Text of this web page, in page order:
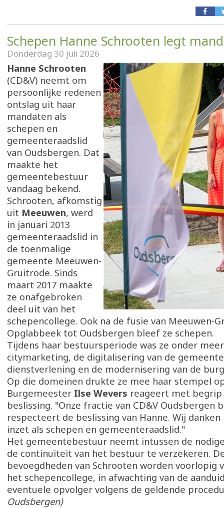
Schepen Hanne Schrooten legt
Donderdag 30 juli 2026
Hanne Schrooten
(CD&V) neemt om
persoonlijke redenen
ontslag uit haar
mandaten als
schepen en
gemeenteraadslid
van Oudsbergen. Dat
maakte het
gemeentebestuur
vandaag bekend.
Schrooten, afkomstig
uit Meeuwen, werd
in januari 2013
gemeenteraadslid in
de toenmalige
gemeente Meeuwen-
Gruitrode. Sinds
maart 2017 maakte
ze onafgebroken
deel uit van het
schepencollege. Ook na de fusie van Meeuwen-
Opglabbeek tot Oudsbergen bleef ze schepen.
Tijdens haar bestuursperiode was ze onder
citymarketing, de digitalisering van de
dienstverlening en de modernisering van de
Op die domeinen drukte ze mee haar stempel
Burgemeester Ilse Wevers reageert met begrip
beslissing. "Onze fractie van CD&V Oudsbergen
respecteert de beslissing van Hanne. Wij danken
inzet als schepen en gemeenteraadslid."
Het gemeentebestuur neemt intussen de
de continuïteit van het bestuur te verzekeren.
bevoegdheden van Schrooten worden voorlopig
het schepencollege, in afwachting van de
eventuele opvolger volgens de geldende
Oudsbergen)